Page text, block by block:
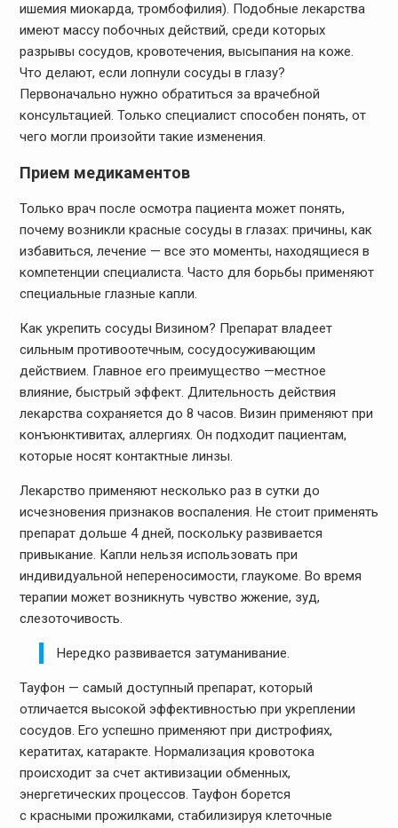
ишемия миокарда, тромбофилия). Подобные лекарства
имеют массу побочных действий, среди которых
разрывы сосудов, кровотечения, высыпания на коже.
Что делают, если лопнули сосуды в глазу?
Первоначально нужно обратиться за врачебной
консультацией. Только специалист способен понять, от
чего могли произойти такие изменения.
Прием медикаментов
Только врач после осмотра пациента может понять,
почему возникли красные сосуды в глазах: причины, как
избавиться, лечение — все это моменты, находящиеся в
компетенции специалиста. Часто для борьбы применяют
специальные глазные капли.
Как укрепить сосуды Визином? Препарат владеет
сильным противоотечным, сосудосуживающим
действием. Главное его преимущество —местное
влияние, быстрый эффект. Длительность действия
лекарства сохраняется до 8 часов. Визин применяют при
конъюнктивитах, аллергиях. Он подходит пациентам,
которые носят контактные линзы.
Лекарство применяют несколько раз в сутки до
исчезновения признаков воспаления. Не стоит применять
препарат дольше 4 дней, поскольку развивается
привыкание. Капли нельзя использовать при
индивидуальной непереносимости, глаукоме. Во время
терапии может возникнуть чувство жжение, зуд,
слезоточивость.
Нередко развивается затуманивание.
Тауфон — самый доступный препарат, который
отличается высокой эффективностью при укреплении
сосудов. Его успешно применяют при дистрофиях,
кератитах, катаракте. Нормализация кровотока
происходит за счет активизации обменных,
энергетических процессов. Тауфон борется
с красными прожилками, стабилизируя клеточные